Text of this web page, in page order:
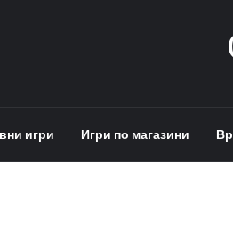
игри Игри по магазини